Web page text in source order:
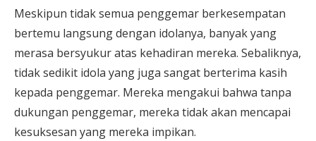
Meskipun tidak semua penggemar berkesempatan
bertemu langsung dengan idolanya, banyak yang
merasa bersyukur atas kehadiran mereka. Sebaliknya,
tidak sedikit idola yang juga sangat berterima kasih
kepada penggemar. Mereka mengakui bahwa tanpa
dukungan penggemar, mereka tidak akan mencapai
kesuksesan yang mereka impikan.